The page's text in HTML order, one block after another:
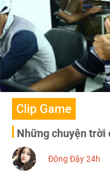
Clip Game
Những chuyện trời
Động Đậy 24h